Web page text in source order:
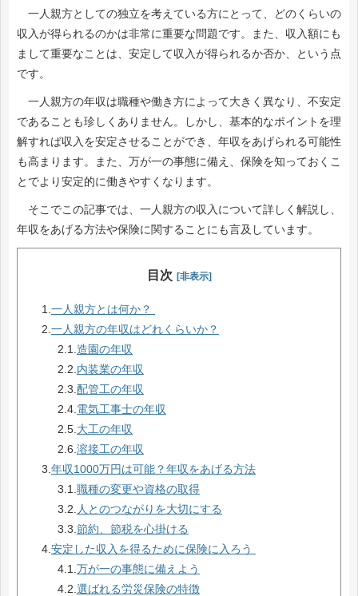
一人親方としての独立を考えている方にとって、どのくらいの
収入が得られるのかは非常に重要な問題です。また、収入額にも
まして重要なことは、安定して収入が得られるか否か、という点
です。
一人親方の年収は職種や働き方によって大きく異なり、不安定
であることも珍しくありません。しかし、基本的なポイントを理
解すれば収入を安定させることができ、年収をあげられる可能性
も高まります。また、万が一の事態に備え、保険を知っておくこ
とでより安定的に働きやすくなります。
そこでこの記事では、一人親方の収入について詳しく解説し、
年収をあげる方法や保険に関することにも言及しています。
目次 [非表示]
1. 一人親方とは何か？
2. 一人親方の年収はどれくらいか？
2.1. 造園の年収
2.2. 内装業の年収
2.3. 配管工の年収
2.4. 電気工事士の年収
2.5. 大工の年収
2.6. 溶接工の年収
3. 年収1000万円は可能？年収をあげる方法
3.1. 職種の変更や資格の取得
3.2. 人とのつながりを大切にする
3.3. 節約、節税を心掛ける
4. 安定した収入を得るために保険に入ろう
4.1. 万が一の事態に備えよう
4.2. 選ばれる労災保険の特徴